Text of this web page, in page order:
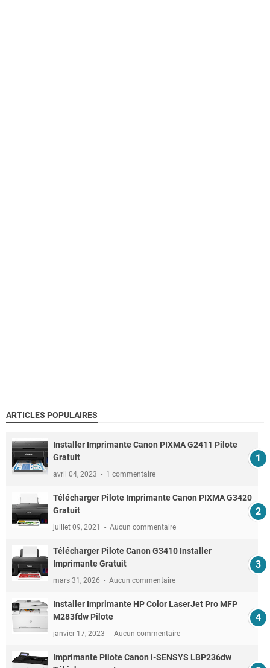
ARTICLES POPULAIRES
Installer Imprimante Canon PIXMA G2411 Pilote
Gratuit
avril 04, 2023 1 commentaire
Télécharger Pilote Imprimante Canon PIXMA G3420
Gratuit
juillet 09, 2021 Aucun commentaire
Télécharger Pilote Canon G3410 Installer
Imprimante Gratuit
mars 31, 2026 Aucun commentaire
Installer Imprimante HP Color LaserJet Pro MFP
M283fdw Pilote
janvier 17, 2023 Aucun commentaire
Imprimante Pilote Canon i-SENSYS LBP236dw